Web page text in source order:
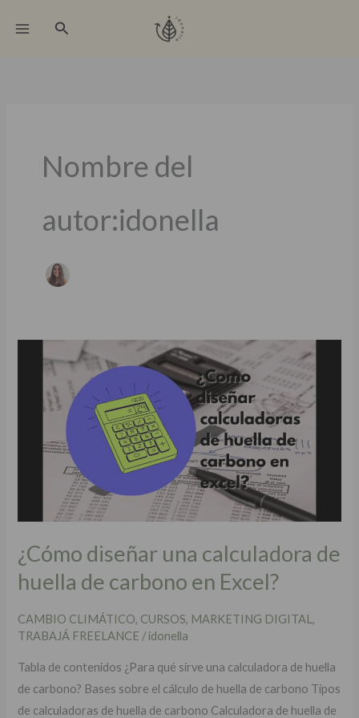
Buscar
Nombre del
autor:idonella
¿Cómo diseñar una calculadora de
huella de carbono en Excel?
CAMBIO CLIMÁTICO, CURSOS, MARKETING DIGITAL,
TRABAJÁ FREELANCE / idonella
Tabla de contenidos ¿Para qué sirve una calculadora de huella
de carbono? Bases sobre el cálculo de huella de carbono Tipos
de calculadoras de huella de carbono Calculadora de huella de
diseñar
calculadora
en
Excel?